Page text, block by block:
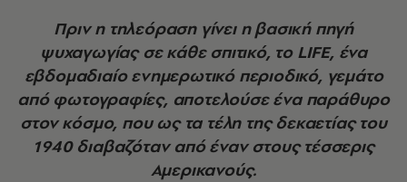
Πριν η τηλεόραση γίνει η βασική πηγή
ψυχαγωγίας σε κάθε σπιτικό, το LIFE, ένα
εβδομαδιαίο ενημερωτικό περιοδικό, γεμάτο
από φωτογραφίες, αποτελούσε ένα παράθυρο
στον κόσμο, που ως τα τέλη της δεκαετίας του
1940 διαβαζόταν από έναν στους τέσσερις
Αμερικανούς.